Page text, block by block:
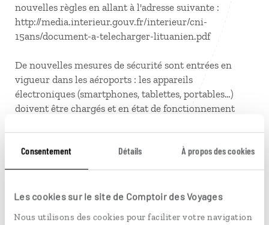
Consentement Détails À propos des cookies
Les cookies sur le site de Comptoir des Voyages
Nous utilisons des cookies pour faciliter votre navigation
nouvelles règles en allant à l'adresse suivante :
http://media.interieur.gouv.fr/interieur/cni-
15ans/document-a-telecharger-lituanien.pdf
De nouvelles mesures de sécurité sont entrées en
vigueur dans les aéroports : les appareils
électroniques (smartphones, tablettes, portables…)
doivent être chargés et en état de fonctionnement
allumer. Par précaution, ayez votre chargeur à portée
de main. Si votre appareil est déchargé ou défectueux,
étendue à d’autres aéroports, nous vous conseillons de